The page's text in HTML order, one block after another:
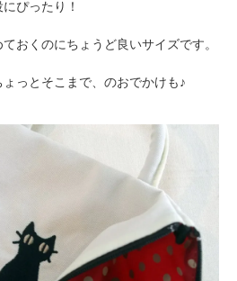
ぴったり！
おくのにちょうど良いサイズです。
っとそこまで、のおでかけも♪